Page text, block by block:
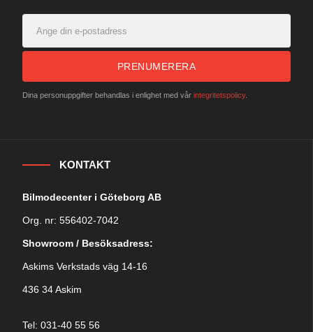
PRENUMERERA
Dina personuppgifter behandlas i enlighet med vår integritetspolicy.
KONTAKT
Bilmodecenter i Göteborg AB
Org. nr: 556402-7042
Showroom / Besöksadress:
Askims Verkstads väg 14-16
436 34 Askim
Tel: 031-40 55 56